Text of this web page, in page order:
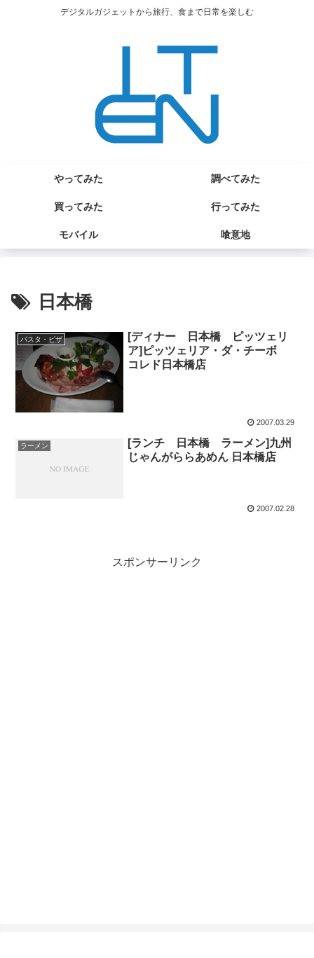
デジタルガジェットから旅行、食まで日常を楽しむ
やってみた 調べてみた
買ってみた 行ってみた
モバイル 喰意地
日本橋
パスタ・ピザ
[ディナー 日本橋 ピッツェリ
ア]ピッツェリア・ダ・チーボ
コレド日本橋店
2007.03.29
ラーメン
[ランチ 日本橋 ラーメン]九州
じゃんがららあめん 日本橋店
2007.02.28
スポンサーリンク